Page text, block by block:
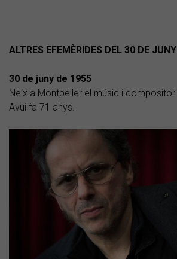
ALTRES EFEMÈRIDES DEL 30 DE JUNY
30 de juny de 1955
Neix a Montpeller el músic i compositor
Avui fa 71 anys.